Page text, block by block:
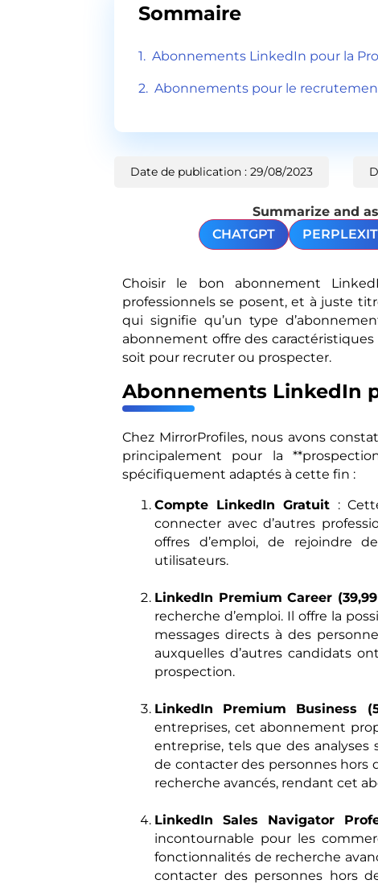
Sommaire
Abonnements LinkedIn pour la
Abonnements pour le
Date de publication : 29/08/2023
Summarize and
CHATGPT
Choisir le bon abonnement
professionnels se posent, et à juste
qui signifie qu’un type
abonnement offre des
soit pour recruter ou prospecter.
Abonnements LinkedIn
Chez MirrorProfiles, nous avons
principalement pour la
spécifiquement adaptés à cette fin :
Compte LinkedIn Gratuit :
connecter avec d’autres
offres d’emploi, de rejoindre
utilisateurs.
LinkedIn Premium Career
recherche d’emploi. Il offre la
messages directs à des
auxquelles d’autres candidats
prospection.
LinkedIn Premium Business
entreprises, cet abonnement
entreprise, tels que des analyses
de contacter des personnes hors
recherche avancés, rendant cet
LinkedIn Sales Navigator
incontournable pour les
fonctionnalités de recherche
contacter des personnes hors